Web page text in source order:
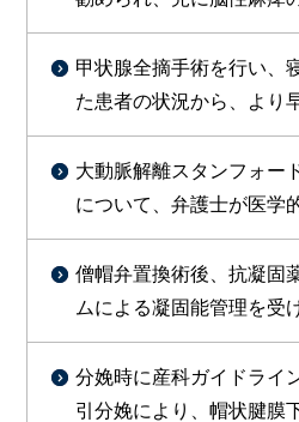
甲状腺全摘手術を行い、
た患者の状況から、より
た対応をすべきであった
い、約１億円を支払う旨
大動脈解離スタンフォー
について、弁護士が医学
て主張し、総額約1800万
した事例
僧帽弁置換術後、抗凝固
ムによる凝固能管理を受
皮膚疾患治療のためセフ
を受けたところ、PT-INR
し、その9日後に脳出血
分娩時に産科ガイドライ
引分娩により、帽状腱膜